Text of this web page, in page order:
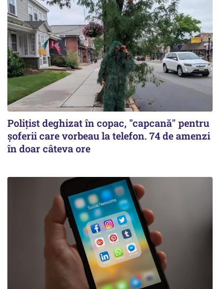
Polițist deghizat în copac, "capcană" pentru
șoferii care vorbeau la telefon. 74 de amenzi
în doar câteva ore